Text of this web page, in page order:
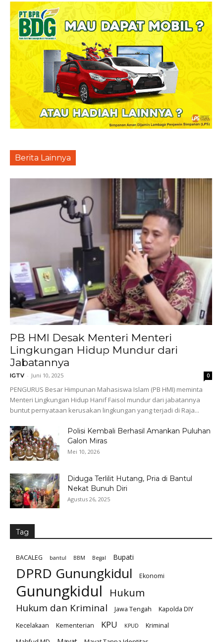
Berita Lainnya
PB HMI Desak Menteri Menteri
Lingkungan Hidup Mundur dari
Jabatannya
IGTV - Juni 10, 2025 0
PENGURUS Besar Himpunan Mahasiswa Islam (PB HMI) meminta
Menteri Lingkungan Hidup Hanif Faisol mundur dari jabatannya
buntut pernyataan kerusakan lingkungan yang terjadi di Raja...
Polisi Kembali Berhasil Amankan Puluhan
Galon Miras
Mei 10, 2026
Diduga Terlilit Hutang, Pria di Bantul
Nekat Bunuh Diri
Agustus 26, 2025
Tag
BACALEG bantul BBM Begal Bupati
DPRD Gunungkidul Ekonomi
Gunungkidul Hukum
Hukum dan Kriminal Jawa Tengah
Kapolda DIY
Kecelakaan
Kementerian KPU KPUD
Kriminal